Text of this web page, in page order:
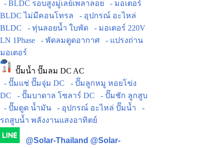
- BLDC รอบสูงมู่เลย์เพลาลอย
- มอเตอร์
BLDC ไม่มีคอนโทรล
- อุปกรณ์ อะไหล่
BLDC
- ทุ่นลอยน้ำ ใบพัด
- มอเตอร์ 220V
LN 1Phase
- พัดลมดูดอากาศ
- แปรงถ่าน
มอเตอร์
ปั๊มน้ำ ปั๊มลม DC AC
- ปั๊มแช่ ปั๊มจุ่ม DC
- ปั๊มลูกหมู หอยโข่ง
DC
- ปั๊มบาดาล โซลาร์ DC
- ปั๊มชัก ลูกสูบ
- ปั๊มดูด น้ำมัน
- อุปกรณ์ อะไหล่ ปั๊มน้ำ
-
รถสูบน้ำ พลังงานแสงอาทิตย์
@Solar-Thailand @Solar-